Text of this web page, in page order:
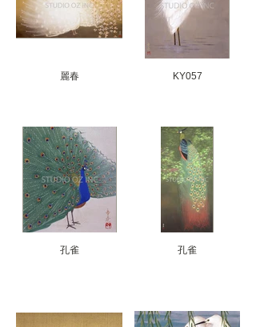
麗春 KY057
孔雀 孔雀